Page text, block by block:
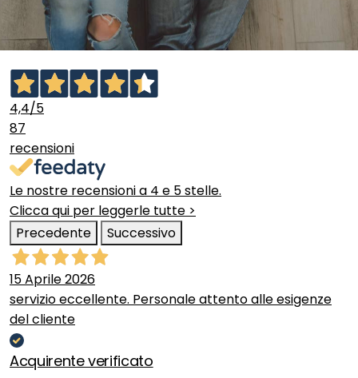
4,4/5
87
recensioni
Le nostre recensioni a 4 e 5 stelle.
Clicca qui per leggerle tutte >
Precedente
Successivo
15 Aprile 2026
servizio eccellente. Personale attento alle esigenze
del cliente
Acquirente verificato